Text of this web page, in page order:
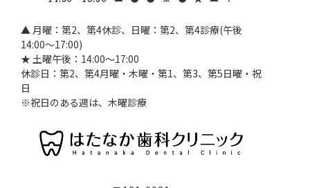
▲ 月曜：第2、第4休診、日曜：第2、第4診療(午後
14:00～17:00)
★ 土曜午後：14:00～17:00
休診日：第2、第4月曜・木曜・第1、第3、第5日曜・祝
日
※祝日のある週は、木曜診療